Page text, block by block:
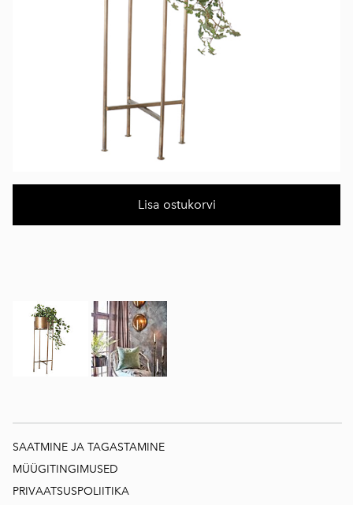
Lisa ostukorvi
SAATMINE JA TAGASTAMINE
MÜÜGITINGIMUSED
PRIVAATSUSPOLIITIKA